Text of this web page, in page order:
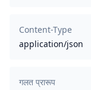
Content-Type
application/json
गलत प्रारूप